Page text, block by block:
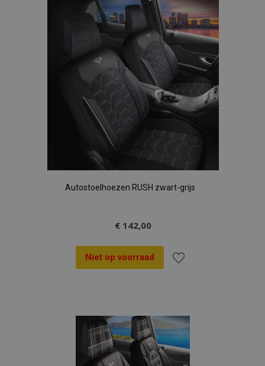
aan
verlanglijst
Autostoelhoezen RUSH zwart-grijs
€ 142,00
Niet op voorraad
aan
verlanglijst